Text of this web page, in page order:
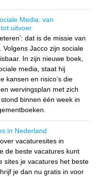
Media: van
uitvoer
dat is de missie van
Volgens Jacco zijn sociale
In zijn nieuwe boek,
media, staat hij
kansen en risico’s die
wervingsplan met zich
binnen één week in
in Nederland
vacaturesites in
de beste vacatures kunt
sites je vacatures het beste
je dan nu gratis in voor